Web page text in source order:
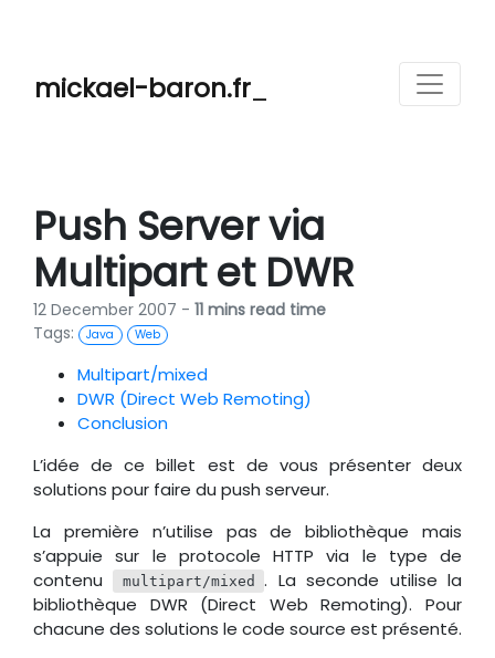
mickael-baron.fr
Push Server via
Multipart et DWR
12 December 2007 - 11 mins read time
Tags:
Java Web
Multipart/mixed
DWR (Direct Web Remoting)
Conclusion
L’idée de ce billet est de vous présenter deux
solutions pour faire du push serveur.
La première n’utilise pas de bibliothèque mais
s’appuie sur le protocole HTTP via le type de
contenu
multipart/mixed
. La seconde utilise la
bibliothèque DWR (Direct Web Remoting). Pour
chacune des solutions le code source est présenté.